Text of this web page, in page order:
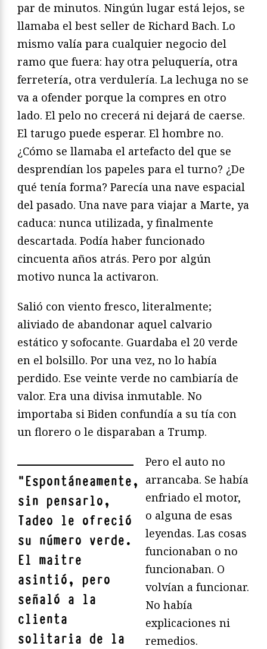
par de minutos. Ningún lugar está lejos, se
llamaba el best seller de Richard Bach. Lo
mismo valía para cualquier negocio del
ramo que fuera: hay otra peluquería, otra
ferretería, otra verdulería. La lechuga no se
va a ofender porque la compres en otro
lado. El pelo no crecerá ni dejará de caerse.
El tarugo puede esperar. El hombre no.
¿Cómo se llamaba el artefacto del que se
desprendían los papeles para el turno? ¿De
qué tenía forma? Parecía una nave espacial
del pasado. Una nave para viajar a Marte, ya
caduca: nunca utilizada, y finalmente
descartada. Podía haber funcionado
cincuenta años atrás. Pero por algún
motivo nunca la activaron.
Salió con viento fresco, literalmente;
aliviado de abandonar aquel calvario
estático y sofocante. Guardaba el 20 verde
en el bolsillo. Por una vez, no lo había
perdido. Ese veinte verde no cambiaría de
valor. Era una divisa inmutable. No
importaba si Biden confundía a su tía con
un florero o le disparaban a Trump.
"Espontáneamente,
sin pensarlo,
Tadeo le ofreció
su número verde.
El maitre
asintió, pero
señaló a la
clienta
solitaria de la
Pero el auto no
arrancaba. Se había
enfriado el motor,
o alguna de esas
leyendas. Las cosas
funcionaban o no
funcionaban. O
volvían a funcionar.
No había
explicaciones ni
remedios.